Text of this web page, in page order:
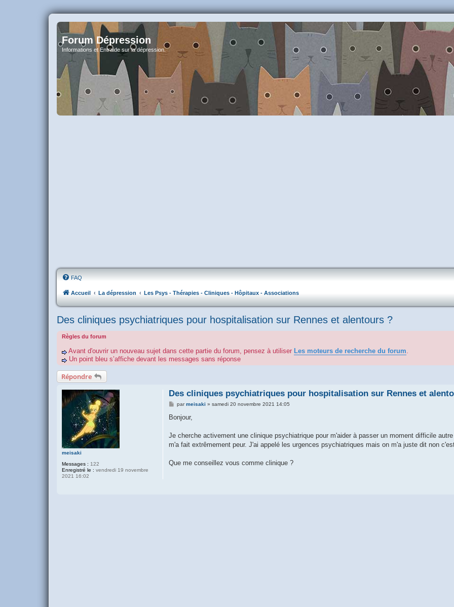
Forum Dépression
Informations et Entraide sur la dépression.
FAQ
Accueil La dépression Les Psys - Thérapies - Cliniques - Hôpitaux - Associations
Des cliniques psychiatriques pour hospitalisation sur Rennes et alentours ?
Règles du forum
Avant d'ouvrir un nouveau sujet dans cette partie du forum, pensez à utiliser Les moteurs de recherche du forum.
Un point bleu s’affiche devant les messages sans réponse
Répondre
meisaki
Messages : 122
Enregistré le : vendredi 19 novembre
2021 16:02
Des cliniques psychiatriques pour hospitalisation sur Rennes et
M
s
g
parmeisaki » samedi 20 novembre 2021 14:05
Bonjour,
Je cherche activement une clinique psychiatrique pour m'aider à passer un moment difficile
m'a fait extrêmement peur. J'ai appelé les urgences psychiatriques mais on m'a juste dit non
Que me conseillez vous comme clinique ?